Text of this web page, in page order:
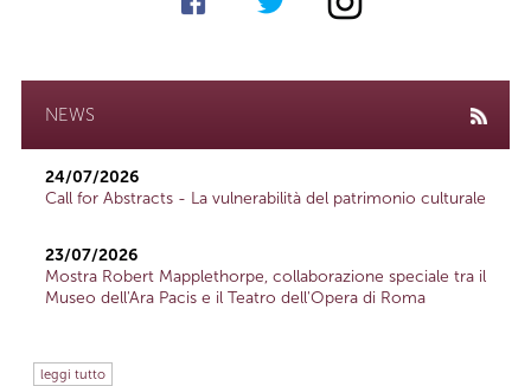
NEWS
24/07/2026
Call for Abstracts - La vulnerabilità del patrimonio culturale
23/07/2026
Mostra Robert Mapplethorpe, collaborazione speciale tra il
Museo dell'Ara Pacis e il Teatro dell'Opera di Roma
leggi tutto